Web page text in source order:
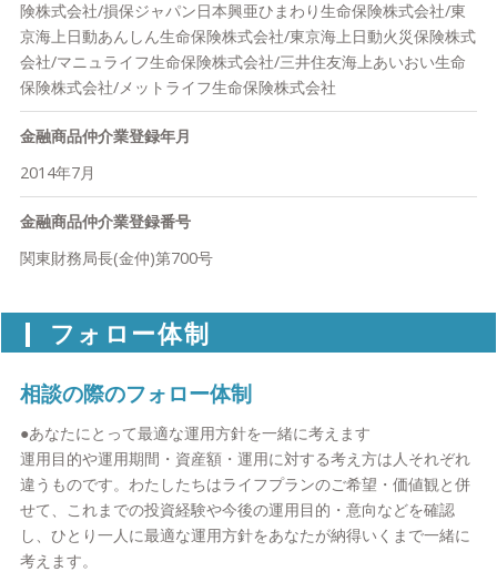
金のことを様々な視点から総合的に考えることが大切です。
おかねの相談室は投資信託や保険などの色々なお金に関する相談
が可能なので、あなたに合った資産運用方法を様々な視点から総
合的にアドバイスすることができます。
●資産運用設計の4つのポイント
お客様からの相談を伺っていると、「資産運用＝商品選び」と思
っている方がほとんど。失敗しない資産運用をするためには商品
を選ぶ前のプロセスが大切です。不安な時には専門家に相談して
みましょう。
・ポイント1: 何のためにいくら貯めますか？
資産運用設計の成功のポイントはまずはゴール設定（目的）を明
確にして、その目的を達成するためにはいくら必要かを考えるこ
とです。老後の生活費、車を買うため、旅行に行きたい、それに
的を達成し、自分がより豊かな生活を送るためです。
・ポイント2: 何年くらい運用できますか？
「TIME IS MONEY」（時は金なり）。お金を殖やす上で大切な
のが時間です。もっと言えば時間がなければお金を殖やすのは難
しいかもしれません。また、運用期間によりどんな金融商品で運
用するべきかも変わってきます。まずは、自分のお金を貯める目
的までの時間を明確にしましょう。そうすることでやるべきこと
が見えてきます。
険株式会社/損保ジャパン日本興亜ひまわり生命保険株式会社/東
京海上日動あんしん生命保険株式会社/東京海上日動火災保険株式
会社/マニュライフ生命保険株式会社/三井住友海上あいおい生命
保険株式会社/メットライフ生命保険株式会社
金融商品仲介業登録年月
2014年7月
金融商品仲介業登録番号
関東財務局長(金仲)第700号
フォロー体制
相談の際のフォロー体制
●あなたにとって最適な運用方針を一緒に考えます
運用目的や運用期間・資産額・運用に対する考え方は人それぞれ
違うものです。わたしたちはライフプランのご希望・価値観と併
せて、これまでの投資経験や今後の運用目的・意向などを確認
し、ひとり一人に最適な運用方針をあなたが納得いくまで一緒に
考えます。